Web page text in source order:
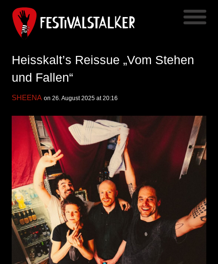
Heisskalt’s Reissue „Vom Stehen
und Fallen“
SHEENA on 26. August 2025 at 20:16